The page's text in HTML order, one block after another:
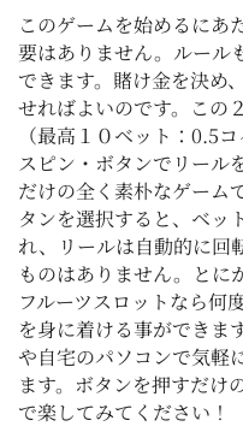
このゲームを始めるにあ
要はありません。ルール
できます。賭け金を決め
せればよいのです。この
（最高１０ベット：0.5
スピン・ボタンでリール
だけの全く素朴なゲーム
タンを選択すると、ベッ
れ、リールは自動的に回
ものはありません。とに
フルーツスロットなら何
を身に着ける事ができま
や自宅のパソコンで気軽
ます。ボタンを押すだけ
で楽してみてください！